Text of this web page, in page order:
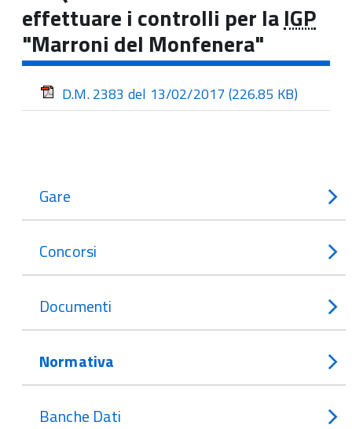
effettuare i controlli per laIGP
"Marroni del Monfenera"
D.M. 2383 del 13/02/2017(226.85 KB)
Gare
Concorsi
Documenti
Normativa
Banche Dati